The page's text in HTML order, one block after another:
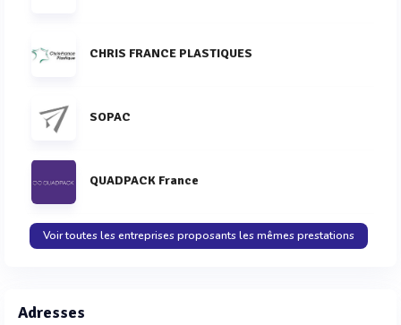
CHRIS FRANCE PLASTIQUES
SOPAC
QUADPACK France
Voir toutes les entreprises proposants les mêmes prestations
Adresses